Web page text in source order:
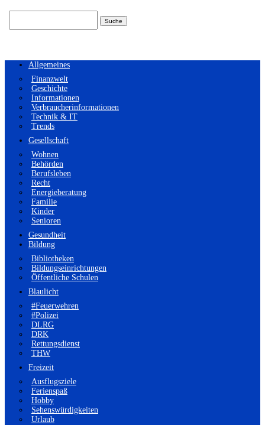
Allgemeines
Finanzwelt
Geschichte
Informationen
Verbraucherinformationen
Technik & IT
Trends
Gesellschaft
Wohnen
Behörden
Berufsleben
Recht
Energieberatung
Familie
Kinder
Senioren
Gesundheit
Bildung
Bibliotheken
Bildungseinrichtungen
Öffentliche Schulen
Blaulicht
#Feuerwehren
#Polizei
DLRG
DRK
Rettungsdienst
THW
Freizeit
Ausflugsziele
Ferienspaß
Hobby
Sehenswürdigkeiten
Urlaub